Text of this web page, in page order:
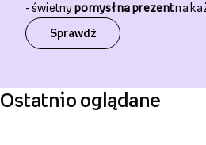
- świetny pomysł na prezentna
Sprawdź
Ostatnio oglądane